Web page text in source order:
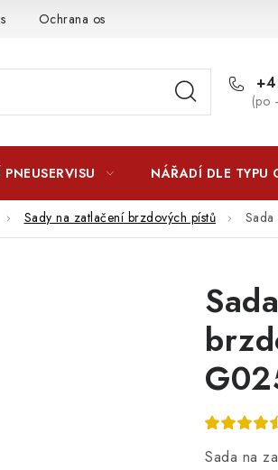
Ochrana osobních údajú
(po
NÁŘADÍ DLE TYPU
Sady na zatlačení brzdových pístů
Sada na